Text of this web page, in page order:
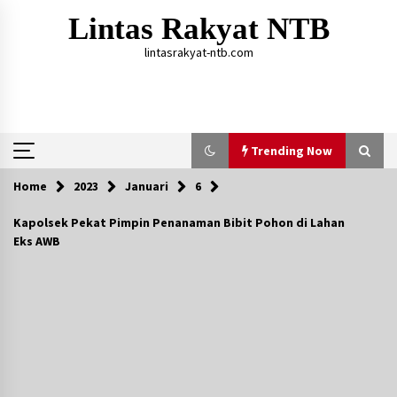
Lintas Rakyat NTB
lintasrakyat-ntb.com
Trending Now
Trending Now
Home 2023 Januari 6
Kapolsek Pekat Pimpin Penanaman Bibit Pohon di Lahan
Eks AWB